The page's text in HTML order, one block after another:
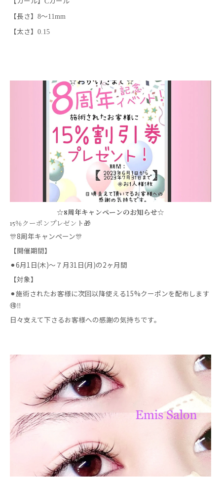
【長さ】 8〜11mm
【太さ】 0.15
☆8周年キャンペーンのお知らせ☆
15％クーポンプレゼント🎁
🎊8周年キャンペーン🎊
【開催期間】
⚫︎6月1日(木)〜７月31日(月)の2ヶ月間
【対象】
⚫︎施術されたお客様に次回以降使える15%クーポンを配布します
🉐‼️
日々支えて下さるお客様への感謝の気持ちです。